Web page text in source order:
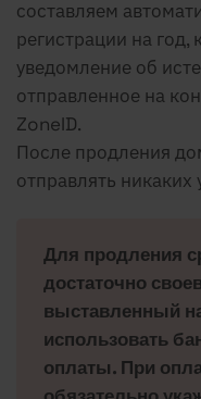
составляем
регистрации на
уведомление об
отправленное на
ZoneID.
После продления
отправлять
Для продления
достаточно
выставленный
использовать
оплаты. При